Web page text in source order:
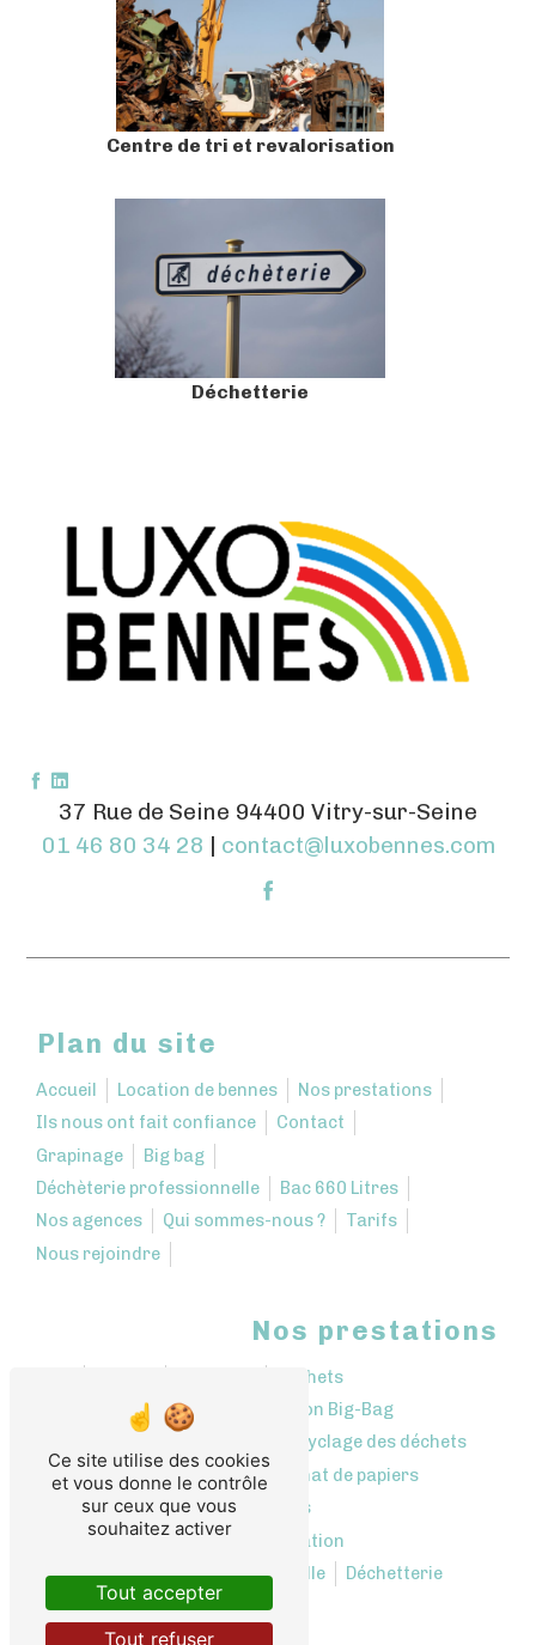
Centre de tri et revalorisation
Déchetterie
37 Rue de Seine 94400 Vitry-sur-Seine
01 46 80 34 28 | contact@luxobennes.com
Plan du site
Accueil Location de bennes
Nos prestations
Ils nous ont fait confiance
Contact
Grapinage
Big bag
Déchèterie professionnelle
Bac 660 Litres
Nos agences
Qui sommes-nous ?
Tarifs
Nous rejoindre
Nos prestations
Déchets
Location bennes
Location Big-Bag
Recyclage des déchets
Rachat de cartons
Rachat de papiers
Récupération des déchets
Centre de tri et revalorisation
Déchetterie professionnelle
Déchetterie
Ce site utilise des cookies
et vous donne le contrôle
sur ceux que vous
souhaitez activer
Tout accepter
Tout refuser